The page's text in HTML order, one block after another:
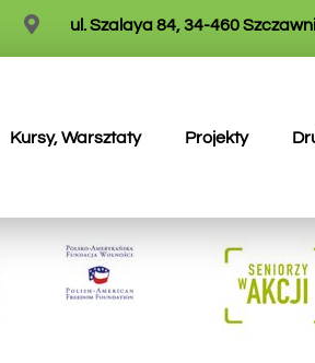
ul. Szalaya 84, 34-460
Kursy, Warsztaty Projekty